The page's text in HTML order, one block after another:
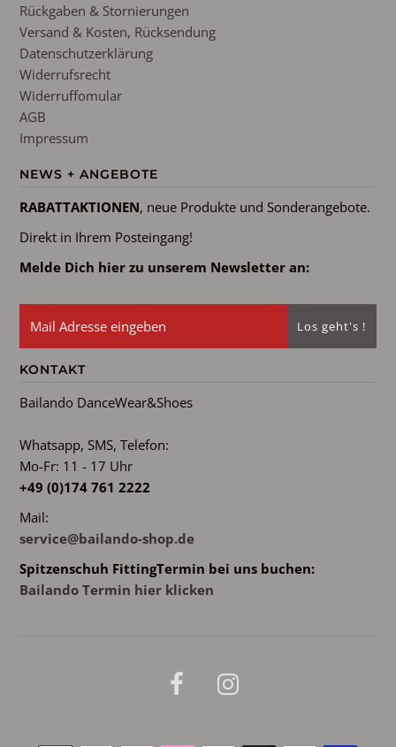
Rückgaben & Stornierungen
Versand & Kosten, Rücksendung
Datenschutzerklärung
Widerrufsrecht
Widerruffomular
AGB
Impressum
NEWS + ANGEBOTE
RABATTAKTIONEN, neue Produkte und Sonderangebote.
Direkt in Ihrem Posteingang!
Melde Dich hier zu unserem Newsletter an:
KONTAKT
Bailando DanceWear&Shoes
Whatsapp, SMS, Telefon:
Mo-Fr: 11 - 17 Uhr
+49 (0)174 761 2222
Mail:
service@bailando-shop.de
Spitzenschuh FittingTermin bei uns buchen:
Bailando Termin hier klicken